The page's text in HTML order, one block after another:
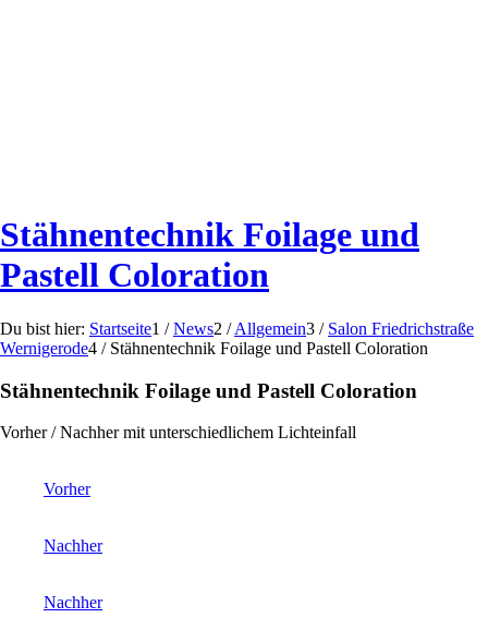
Stähnentechnik Foilage und
Pastell Coloration
Du bist hier: Startseite1 / News2 / Allgemein3 / Salon Friedrichstraße
Wernigerode4 / Stähnentechnik Foilage und Pastell Coloration
Stähnentechnik Foilage und Pastell Coloration
Vorher / Nachher mit unterschiedlichem Lichteinfall
Vorher
Nachher
Nachher